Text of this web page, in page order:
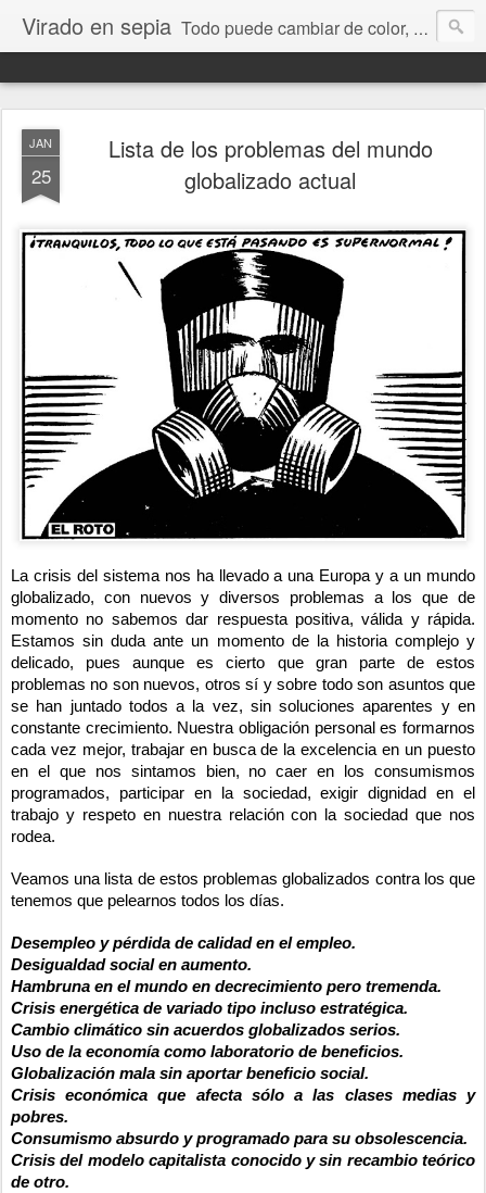
Virado en sepia Todo puede cambiar de color, depende de nosotros y de nuestra capacidad para aprender a mirar. Hablamos de sociedad, economía, empresa, política, RRHH, formación. De Historia reciente, de educación y de temas sociales.
JAN
25
Lista de los problemas del mundo
globalizado actual
La crisis del sistema nos ha llevado a una Europa y a un mundo
globalizado, con nuevos y diversos problemas a los que de
momento no sabemos dar respuesta positiva, válida y rápida.
Estamos sin duda ante un momento de la historia complejo y
delicado, pues aunque es cierto que gran parte de estos
problemas no son nuevos, otros sí y sobre todo son asuntos que
se han juntado todos a la vez, sin soluciones aparentes y en
constante crecimiento. Nuestra obligación personal es formarnos
cada vez mejor, trabajar en busca de la excelencia en un puesto
en el que nos sintamos bien, no caer en los consumismos
programados, participar en la sociedad, exigir dignidad en el
trabajo y respeto en nuestra relación con la sociedad que nos
rodea.
Veamos una lista de estos problemas globalizados contra los que
tenemos que pelearnos todos los días.
Desempleo y pérdida de calidad en el empleo.
Desigualdad social en aumento.
Hambruna en el mundo en decrecimiento pero tremenda.
Crisis energética de variado tipo incluso estratégica.
Cambio climático sin acuerdos globalizados serios.
Uso de la economía como laboratorio de beneficios.
Globalización mala sin aportar beneficio social.
Crisis económica que afecta sólo a las clases medias y
pobres.
Consumismo absurdo y programado para su obsolescencia.
Crisis del modelo capitalista conocido y sin recambio teórico
de otro.